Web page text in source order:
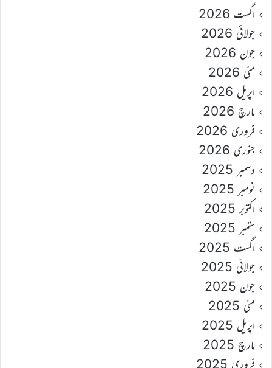
اگست 2026
جولائی 2026
جون 2026
مئی 2026
اپریل 2026
مارچ 2026
فروری 2026
جنوری 2026
دسمبر 2025
نومبر 2025
اکتوبر 2025
ستمبر 2025
اگست 2025
جولائی 2025
جون 2025
مئی 2025
اپریل 2025
مارچ 2025
فروری 2025